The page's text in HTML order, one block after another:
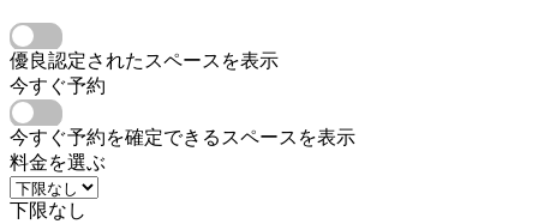
優良認定されたスペースを表示
今すぐ予約
今すぐ予約を確定できるスペースを表示
料金を選ぶ
下限なし